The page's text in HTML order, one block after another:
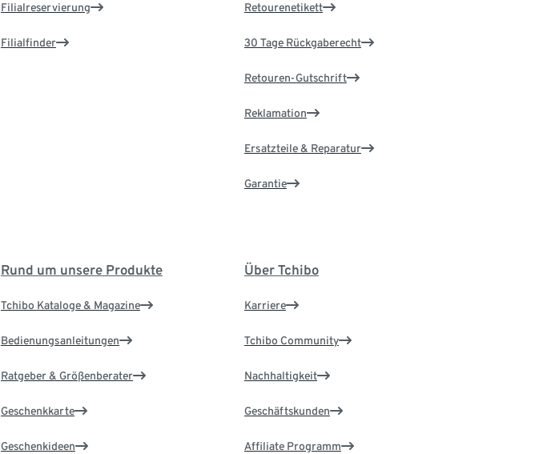
Filialreservierung
Filialfinder
Retourenetikett
30 Tage Rückgaberecht
Retouren-Gutschrift
Reklamation
Ersatzteile & Reparatur
Garantie
Rund um unsere Produkte
Tchibo Kataloge & Magazine
Bedienungsanleitungen
Ratgeber & Größenberater
Geschenkkarte
Geschenkideen
Über Tchibo
Karriere
Tchibo Community
Nachhaltigkeit
Geschäftskunden
Affiliate Programm